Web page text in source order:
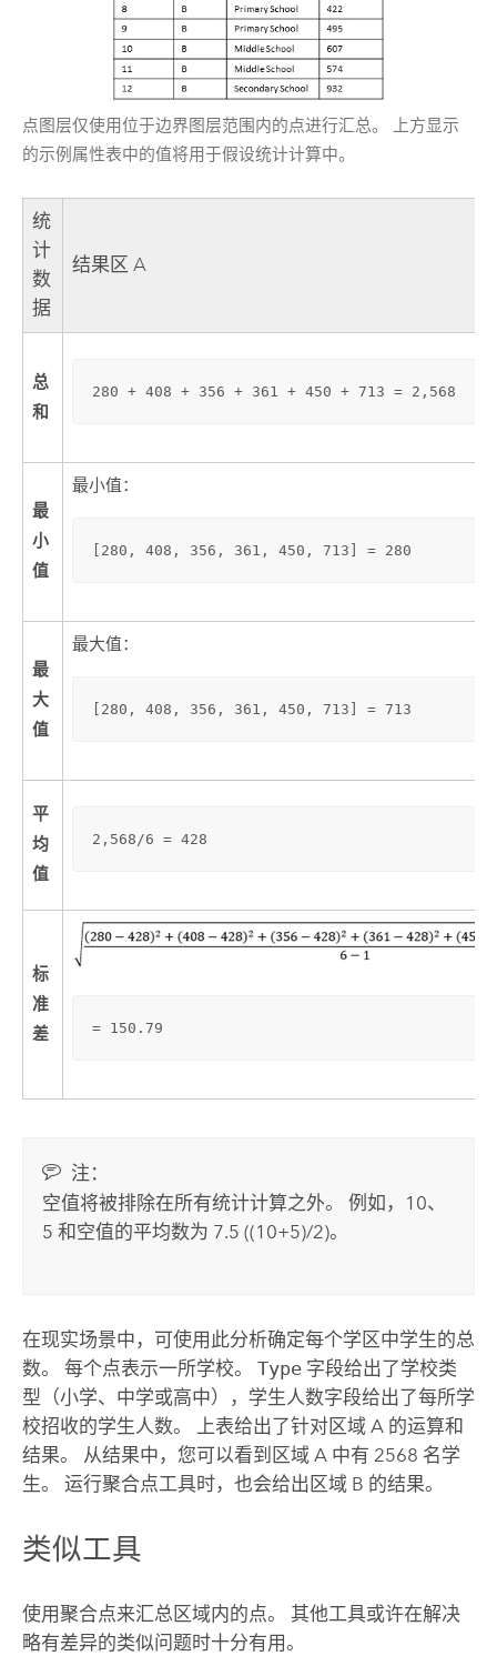
点图层仅使用位于边界图层范围内的点进行汇总。 上方显示
的示例属性表中的值将用于假设统计计算中。
统
计
数
据
结果区 A
总
和
280 + 408 + 356 + 361 + 450 + 713 = 2,568
最
小
值
最小值：
[280, 408, 356, 361, 450, 713] = 280
最
大
值
最大值：
[280, 408, 356, 361, 450, 713] = 713
平
均
值
2,568/6 = 428
标
准
差
= 150.79
注：
空值将被排除在所有统计计算之外。 例如，10、
5 和空值的平均数为 7.5 ((10+5)/2)。
在现实场景中，可使用此分析确定每个学区中学生的总
数。 每个点表示一所学校。 Type字段给出了学校类
型（小学、中学或高中），学生人数字段给出了每所学
校招收的学生人数。 上表给出了针对区域 A 的运算和
结果。 从结果中，您可以看到区域 A 中有 2568 名学
生。 运行聚合点工具时，也会给出区域 B 的结果。
类似工具
使用聚合点来汇总区域内的点。 其他工具或许在解决
略有差异的类似问题时十分有用。